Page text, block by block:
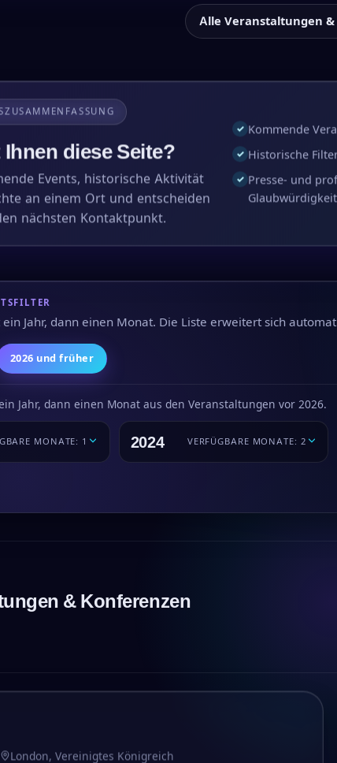
Alle Veranstaltungen
diese Seite?
Events, historische Aktivität
an einem Ort und entscheiden
nächsten Kontaktpunkt.
✓ Kommende
✓ Historische
✓ Presse- und
ein Jahr, dann einen Monat. Die Liste erweitert sich
2026 und früher
Jahr, dann einen Monat aus den Veranstaltungen vor 2026.
MONATE: 1 2024 VERFÜGBARE MONATE: 2
& Konferenzen
London, Vereinigtes Königreich